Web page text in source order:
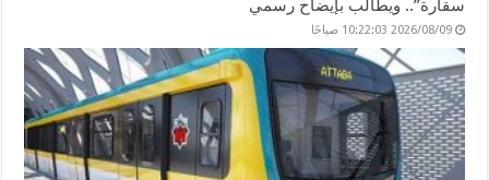
سقارة”.. ويطالب بإيضاح رسمي
2026/08/09 10:22:03 صباحًا